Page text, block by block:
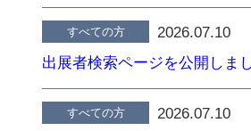
すべての方
2026.07.10
出展者検索ページを公開しまし
すべての方
2026.07.10